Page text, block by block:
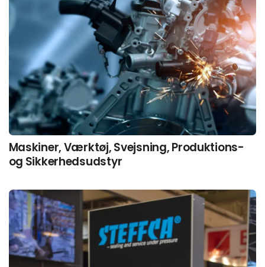
Maskiner, Værktøj, Svejsning, Produktions-
og Sikkerhedsudstyr